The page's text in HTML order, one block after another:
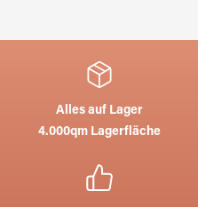
Alles auf Lager
4.000qm Lagerfläche